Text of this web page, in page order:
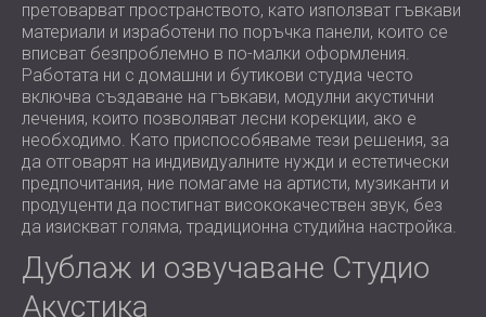
претоварват пространството, като използват гъвкави
материали и изработени по поръчка панели, които се
вписват безпроблемно в по-малки оформления.
Работата ни с домашни и бутикови студиа често
включва създаване на гъвкави, модулни акустични
лечения, които позволяват лесни корекции, ако е
необходимо. Като приспособяваме тези решения, за
да отговарят на индивидуалните нужди и естетически
предпочитания, ние помагаме на артисти, музиканти и
продуценти да постигнат висококачествен звук, без
да изискват голяма, традиционна студийна настройка.
Дублаж и озвучаване Студио
Акустика